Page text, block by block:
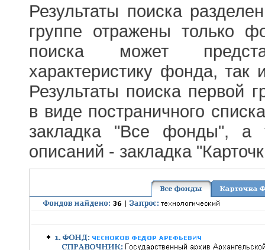
Результаты поиска
группе отражены только
поиска может
характеристику фонда,
Результаты поиска первой
в виде постраничного
закладка "Все фонды", а
описаний - закладка